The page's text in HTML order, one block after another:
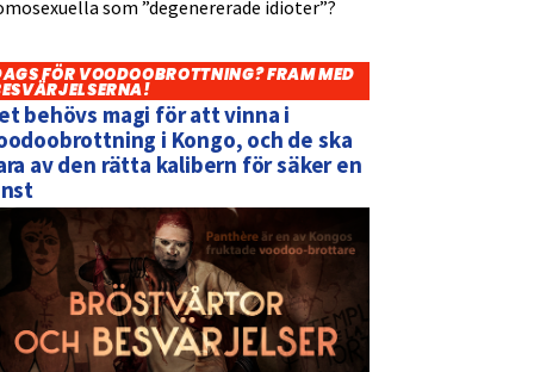
som ”degenererade idioter”?
FÖR VOODOOBROTTNING? FRAM MED
behövs magi för att vinna i
i Kongo, och de ska
av den rätta kalibern för säker en